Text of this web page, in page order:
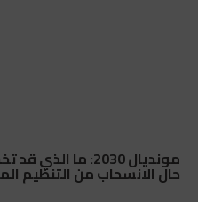
مونديال 2030: ما
حال الانسحاب من التنظيم